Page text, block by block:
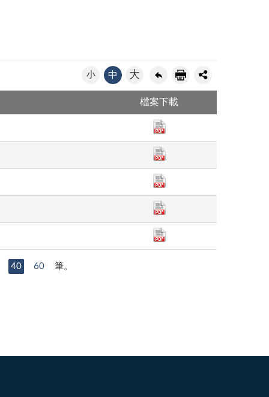
小 中 大
檔案下載
40 60 筆。